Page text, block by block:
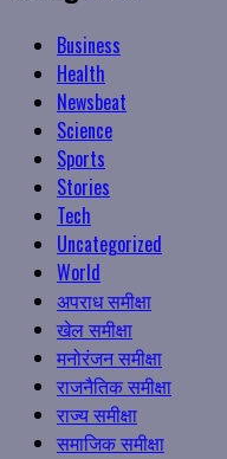
Business
Health
Newsbeat
Science
Sports
Stories
Tech
Uncategorized
World
अपराध समीक्षा
खेल समीक्षा
मनोरंजन समीक्षा
राजनैतिक समीक्षा
राज्य समीक्षा
समाजिक समीक्षा